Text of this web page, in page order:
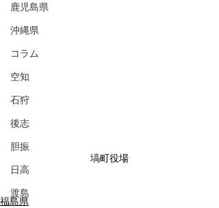
鹿児島県
沖縄県
コラム
空知
石狩
後志
胆振
日高
渡島
塙町役場
福島県